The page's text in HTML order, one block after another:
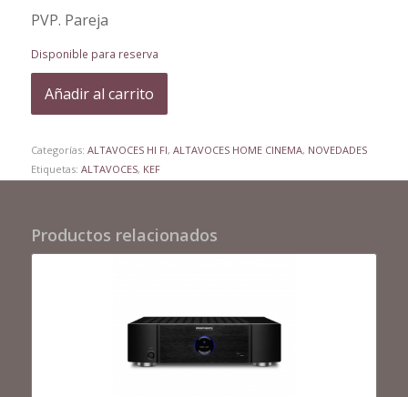
PVP. Pareja
Disponible para reserva
Añadir al carrito
Categorías: ALTAVOCES HI FI, ALTAVOCES HOME CINEMA, NOVEDADES
Etiquetas: ALTAVOCES, KEF
Productos relacionados